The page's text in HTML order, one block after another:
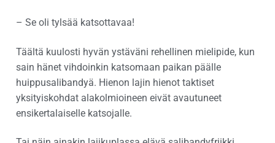
– Se oli tylsää katsottavaa!
Täältä kuulosti hyvän ystäväni rehellinen mielipide, kun
sain hänet vihdoinkin katsomaan paikan päälle
huippusalibandyä. Hienon lajin hienot taktiset
yksityiskohdat alakolmioineen eivät avautuneet
ensikertalaiselle katsojalle.